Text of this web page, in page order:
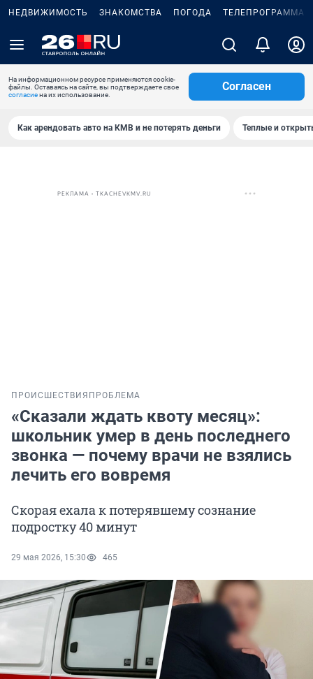
НЕДВИЖИМОСТЬ ЗНАКОМСТВА ПОГОДА ТЕЛЕПРОГРАММА
На информационном ресурсе применяются cookie-
файлы. Оставаясь на сайте, вы подтверждаете свое
согласиена их использование.
Согласен
Как арендовать авто на КМВ и не потерять деньги Теплые и
РЕКЛАМА • TKACHEVKMV.RU
ПРОИСШЕСТВИЯ ПРОБЛЕМА
«Сказали ждать квоту месяц»:
школьник умер в день последнего
звонка — почему врачи не взялись
лечить его вовремя
Скорая ехала к потерявшему сознание
подростку 40 минут
29 мая 2026, 15:30 465